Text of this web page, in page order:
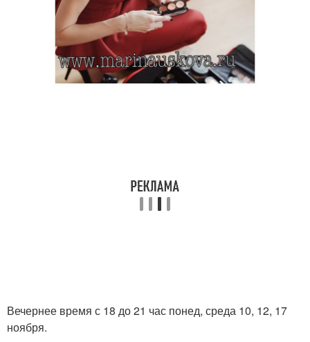
Вечернее время с 18 до 21 час понед, среда 10, 12, 17
ноября.